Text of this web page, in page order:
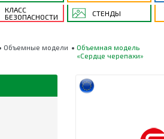
КЛАСС
БЕЗОПАСНОСТИ
СТЕНДЫ
Объемные модели
Объемная модель
«Сердце черепахи»